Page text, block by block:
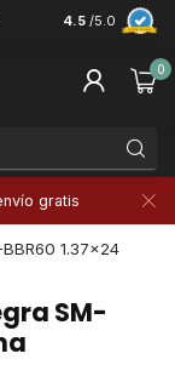
4.5 /5.0
0
gratis
1.37x24
SM-